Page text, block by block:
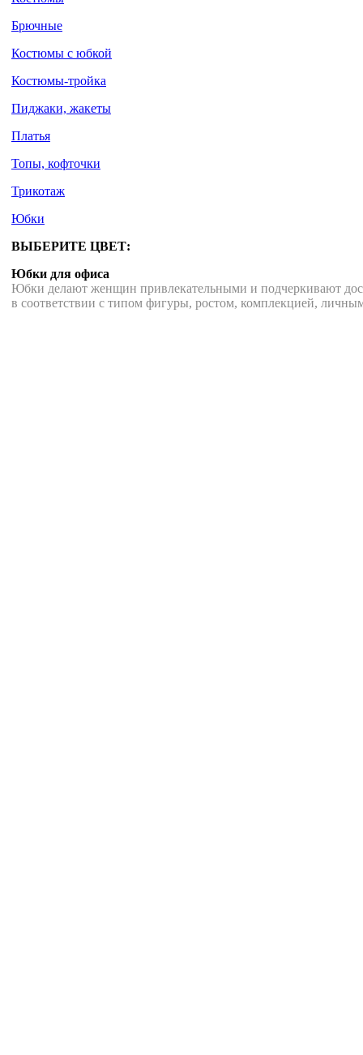
Брючные
Костюмы с юбкой
Костюмы-тройка
Пиджаки, жакеты
Платья
Топы, кофточки
Трикотаж
Юбки
ВЫБЕРИТЕ ЦВЕТ:
Юбки для офиса
Юбки делают женщин привлекательными и подчеркивают
в соответствии с типом фигуры, ростом, комплекцией,